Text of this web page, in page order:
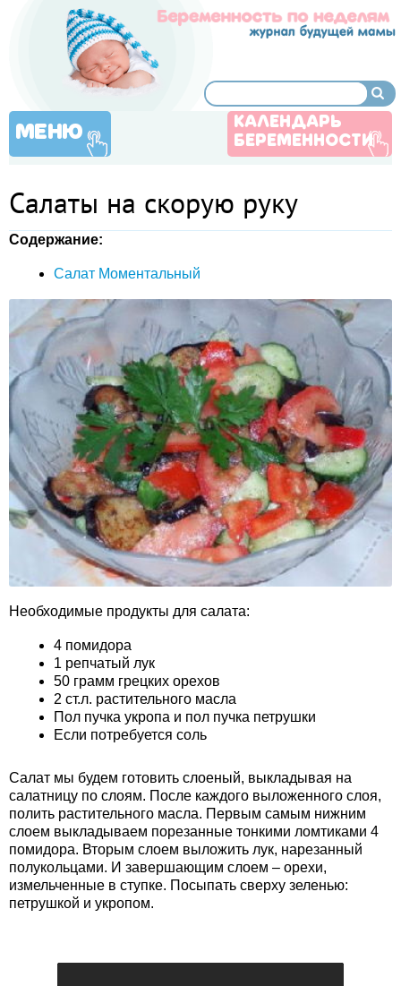
МЕНЮ
КАЛЕНДАРЬ
БЕРЕМЕННОСТИ
Салаты на скорую руку
Содержание:
Салат Моментальный
Необходимые продукты для салата:
4 помидора
1 репчатый лук
50 грамм грецких орехов
2 ст.л. растительного масла
Пол пучка укропа и пол пучка петрушки
Если потребуется соль
Салат мы будем готовить слоеный, выкладывая на
салатницу по слоям. После каждого выложенного слоя,
полить растительного масла. Первым самым нижним
слоем выкладываем порезанные тонкими ломтиками 4
помидора. Вторым слоем выложить лук, нарезанный
полукольцами. И завершающим слоем – орехи,
измельченные в ступке. Посыпать сверху зеленью:
петрушкой и укропом.